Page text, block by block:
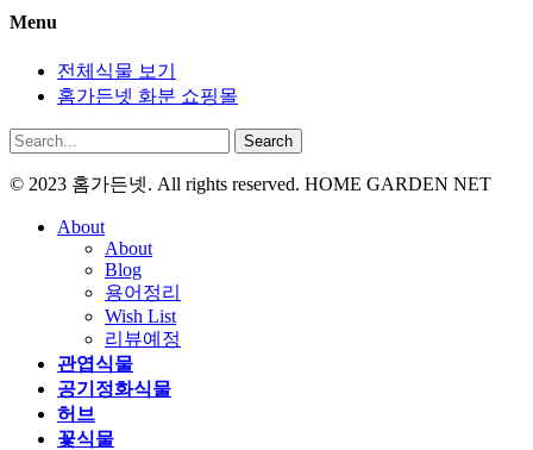
Menu
전체식물 보기
홈가든넷 화분 쇼핑몰
Search
© 2023 홈가든넷. All rights reserved. HOME GARDEN NET
About
About
Blog
용어정리
Wish List
리뷰예정
관엽식물
공기정화식물
허브
꽃식물